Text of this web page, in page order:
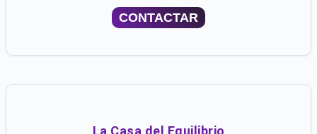
CONTACTAR
La Casa del Equilibrio